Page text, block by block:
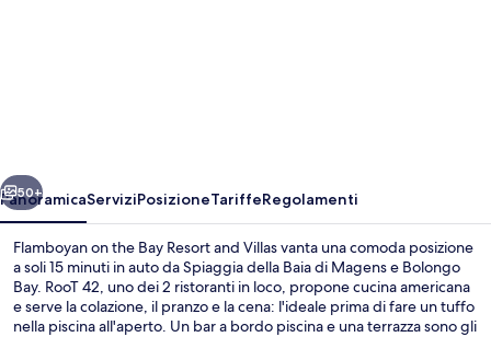
and
Villas
Avanti
50+
PanoramicaServiziPosizioneTariffeRegolamenti
Flamboyan on the Bay Resort and Villas vanta una comoda posizione
a soli 15 minuti in auto da Spiaggia della Baia di Magens e Bolongo
Bay. RooT 42, uno dei 2 ristoranti in loco, propone cucina americana
e serve la colazione, il pranzo e la cena: l'ideale prima di fare un tuffo
nella piscina all'aperto. Un bar a bordo piscina e una terrazza sono gli